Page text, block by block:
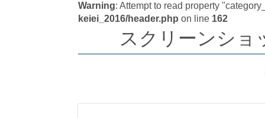
Warning: Attempt to read property
keiei_2016/header.php on line 162
スクリーンショ